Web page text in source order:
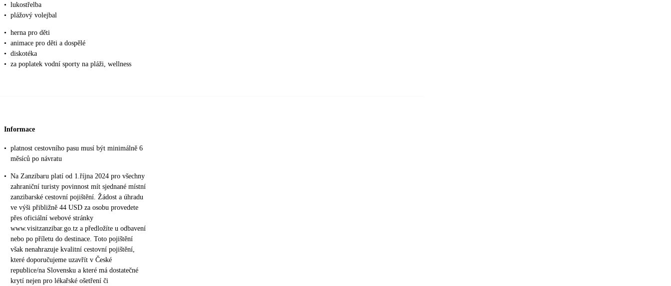
• lukostřelba
• plážový volejbal
• herna pro děti
• animace pro děti a dospělé
• diskotéka
• za poplatek vodní sporty na pláži, wellness
Informace
• platnost cestovního pasu musí být minimálně 6
měsíců po návratu
• Na Zanzibaru platí od 1.října 2024 pro všechny
zahraniční turisty povinnost mít sjednané místní
zanzibarské cestovní pojištění. Žádost a úhradu
ve výši přibližně 44 USD za osobu provedete
přes oficiální webové stránky
www.visitzanzibar.go.tz a předložíte u odbavení
nebo po příletu do destinace. Toto pojištění
však nenahrazuje kvalitní cestovní pojištění,
které doporučujeme uzavřít v České
republice/na Slovensku a které má dostatečné
krytí nejen pro lékařské ošetření či